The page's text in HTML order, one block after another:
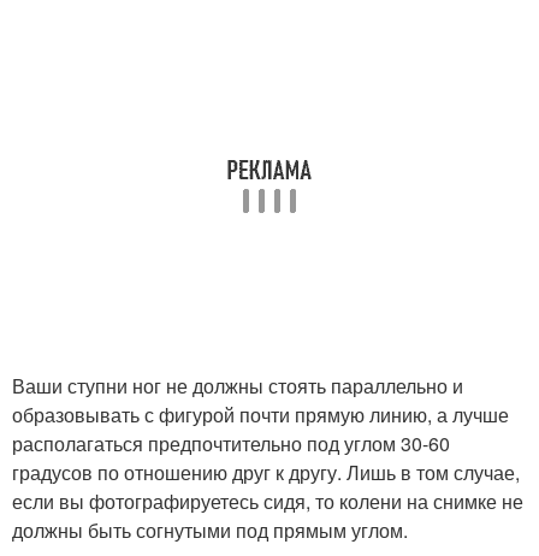
Ваши ступни ног не должны стоять параллельно и
образовывать с фигурой почти прямую линию, а лучше
располагаться предпочтительно под углом 30-60
градусов по отношению друг к другу. Лишь в том случае,
если вы фотографируетесь сидя, то колени на снимке не
должны быть согнутыми под прямым углом.